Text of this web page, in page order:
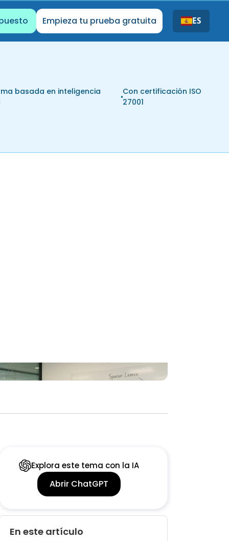
Empieza tu prueba gratuita ES
basada en inteligencia
Con certificación ISO
27001
Explora este tema con la IA
Abrir ChatGPT
En este artículo